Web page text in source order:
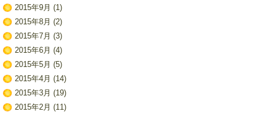
2015年9月 (1)
2015年8月 (2)
2015年7月 (3)
2015年6月 (4)
2015年5月 (5)
2015年4月 (14)
2015年3月 (19)
2015年2月 (11)